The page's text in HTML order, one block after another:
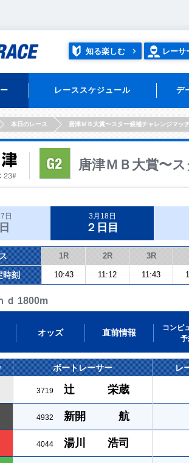
知る楽しむ レーサ
レーススケジュール デ
本日のレース 唐津ＭＢ大賞〜スター候補チャレンジマッ
唐津ＭＢ大賞〜
日 3月18日
２日目
1R 2R 3R
時刻 10:43 11:12 11:43
ｄ 1800m
オッズ 直前情報
コンピ
予
ボートレーサー レ
3719 辻 栄蔵
4932 新開 航
4044 湯川 浩司